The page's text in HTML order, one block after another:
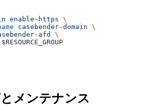
enable-https \
casebender-domain \
afd
\
$RESOURCE_GROUP
メンテナンス